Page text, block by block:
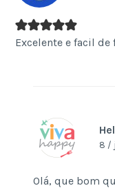
Excelente e facil de
8 /
Olá, que bom